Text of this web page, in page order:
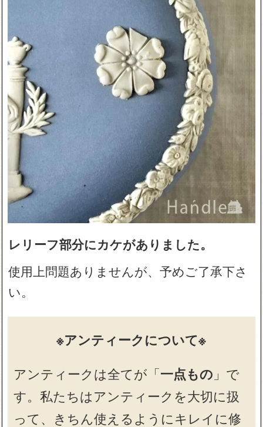
レリーフ部分にカケがありました。
使用上問題ありませんが、予めご了承下さ
い。
※アンティークについて※
アンティークは全てが「一点もの 」で
す。私たちはアンティークを大切に扱
って、きちん使えるようにキレイに修